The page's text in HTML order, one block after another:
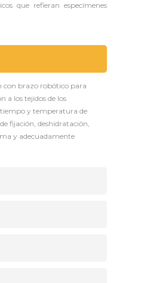
que refieran especímenes
con brazo robótico para
a los tejidos de los
y temperatura de
fijación, deshidratación,
y adecuadamente